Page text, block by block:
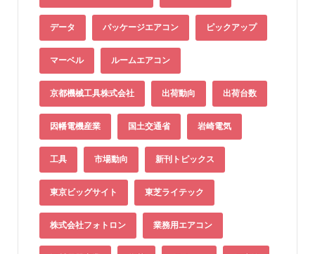
データ パッケージエアコン ピックアップ
マーベル ルームエアコン
京都機械工具株式会社 出荷動向 出荷台数
因幡電機産業 国土交通省 岩崎電気
工具 市場動向 新刊トピックス
東京ビッグサイト 東芝ライテック
株式会社フォトロン 業務用エアコン